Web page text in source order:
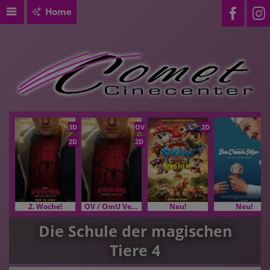
Home
3D
2D
2. Woche!
OV
2D
OV / OmU Versionen
2D
Neu! Neu!
Die Schule der magischen
Tiere 4